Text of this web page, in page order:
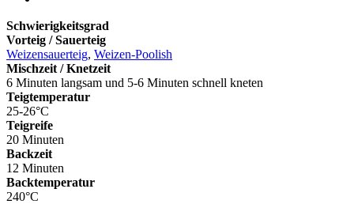
Schwierigkeitsgrad
Vorteig / Sauerteig
Weizensauerteig, Weizen-Poolish
Mischzeit / Knetzeit
6 Minuten langsam und 5-6 Minuten schnell kneten
Teigtemperatur
25-26°C
Teigreife
20 Minuten
Backzeit
12 Minuten
Backtemperatur
240°C